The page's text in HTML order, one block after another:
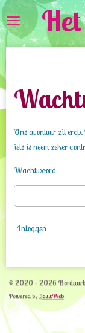
Ga
direct
naar
de
hoofdinhoud
Ons avontuur zit
iets is neem zeker
Wachtwoord
Inloggen
© 2020 - 2026
Powered by JouwWeb